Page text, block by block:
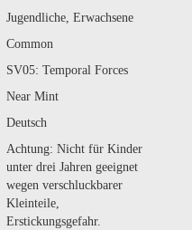
Jugendliche, Erwachsene
Common
SV05: Temporal Forces
Near Mint
Deutsch
Achtung: Nicht für Kinder
unter drei Jahren geeignet
wegen verschluckbarer
Kleinteile,
Erstickungsgefahr.